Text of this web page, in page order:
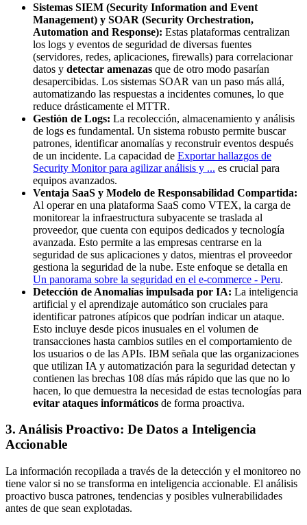
Sistemas SIEM (Security Information and Event
Management) y SOAR (Security Orchestration,
Automation and Response): Estas plataformas centralizan
los logs y eventos de seguridad de diversas fuentes
(servidores, redes, aplicaciones, firewalls) para correlacionar
datos y detectar amenazas que de otro modo pasarían
desapercibidas. Los sistemas SOAR van un paso más allá,
automatizando las respuestas a incidentes comunes, lo que
reduce drásticamente el MTTR.
Gestión de Logs: La recolección, almacenamiento y análisis
de logs es fundamental. Un sistema robusto permite buscar
patrones, identificar anomalías y reconstruir eventos después
de un incidente. La capacidad de Exportar hallazgos de
Security Monitor para agilizar análisis y ... es crucial para
equipos avanzados.
Ventaja SaaS y Modelo de Responsabilidad Compartida:
Al operar en una plataforma SaaS como VTEX, la carga de
monitorear la infraestructura subyacente se traslada al
proveedor, que cuenta con equipos dedicados y tecnología
avanzada. Esto permite a las empresas centrarse en la
seguridad de sus aplicaciones y datos, mientras el proveedor
gestiona la seguridad de la nube. Este enfoque se detalla en
Un panorama sobre la seguridad en el e-commerce - Peru.
Detección de Anomalías impulsada por IA: La inteligencia
artificial y el aprendizaje automático son cruciales para
identificar patrones atípicos que podrían indicar un ataque.
Esto incluye desde picos inusuales en el volumen de
transacciones hasta cambios sutiles en el comportamiento de
los usuarios o de las APIs. IBM señala que las organizaciones
que utilizan IA y automatización para la seguridad detectan y
contienen las brechas 108 días más rápido que las que no lo
hacen, lo que demuestra la necesidad de estas tecnologías para
evitar ataques informáticos de forma proactiva.
3. Análisis Proactivo: De Datos a Inteligencia
Accionable
La información recopilada a través de la detección y el monitoreo no
tiene valor si no se transforma en inteligencia accionable. El análisis
proactivo busca patrones, tendencias y posibles vulnerabilidades
antes de que sean explotadas.